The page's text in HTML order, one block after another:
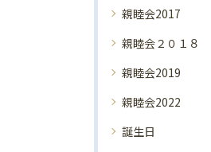
親睦会2017
親睦会２０１８
親睦会2019
親睦会2022
誕生日